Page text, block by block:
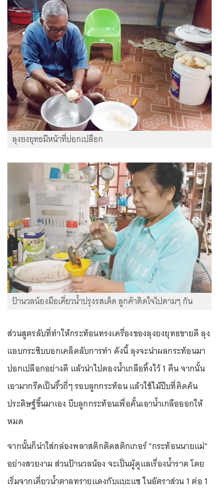
ลุงยงยุทธมีหน้าที่ปอกเปลือก
ป้านวลน้องมือเคี่ยวน้ำปรุงรสเด็ด ลูกค้าติดใจไปตามๆ กัน
ส่วนสูตรลับที่ทำให้กระท้อนทรงเครื่องของลุงยงยุทธขายดี ลุง
แอบกระซิบบอกเคล็ดลับการทำ ดังนี้ ลุงจะนำผลกระท้อนมา
ปอกเปลือกอย่างดี แล้วนำไปดองน้ำเกลือทิ้งไว้ 1 คืน จากนั้น
เอามากรีดเป็นริ้วถี่ๆ รอบลูกกระท้อน แล้วใช้ไม้ปีบที่คิดค้น
ประดิษฐ์ขึ้นมาเอง บีบลูกกระท้อนเพื่อคั้นเอาน้ำเกลือออกให้
หมด
จากนั้นก็นำใส่กล่องพลาสติกติดสติกเกอร์ "กระท้อนนายแม่"
อย่างสวยงาม ส่วนป้านวลน้อง จะเป็นผู้ดูแลเรื่องน้ำราด โดย
เริ่มจากเคี่ยวน้ำตาลทรายแดงกับแบะแซ ในอัตราส่วน 1 ต่อ 1